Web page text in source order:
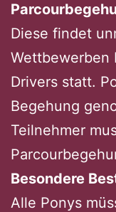
Diese findet
Wettbewerben
Drivers statt.
Begehung
Teilnehmer
Besondere
Alle Ponys